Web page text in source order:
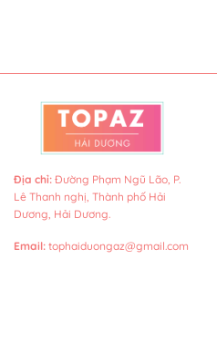
Địa chỉ: Đường Phạm Ngũ Lão, P.
Lê Thanh nghị, Thành phố Hải
Dương, Hải Dương.
Email: tophaiduongaz@gmail.com